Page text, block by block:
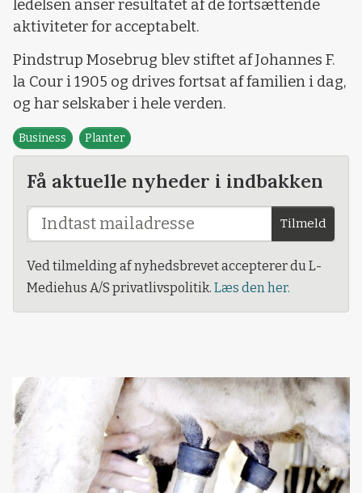
ledelsen anser resultatet af de fortsættende
aktiviteter for acceptabelt.
Pindstrup Mosebrug blev stiftet af Johannes F.
la Cour i 1905 og drives fortsat af familien i dag,
og har selskaber i hele verden.
Business Planter
Få aktuelle nyheder i indbakken
Tilmeld
Ved tilmelding af nyhedsbrevet accepterer du L-
Mediehus A/S privatlivspolitik. Læs den her.